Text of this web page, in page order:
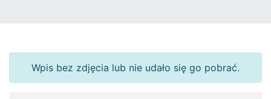
Wpis bez zdjęcia lub nie udało się go pobrać.